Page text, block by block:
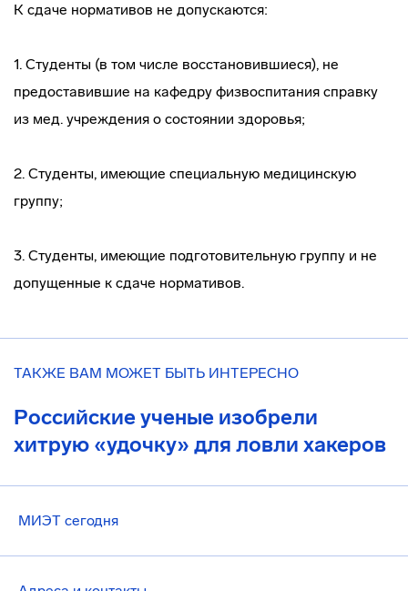
К сдаче нормативов не допускаются:
1. Студенты (в том числе восстановившиеся), не
предоставившие на кафедру физвоспитания справку
из мед. учреждения о состоянии здоровья;
2. Студенты, имеющие специальную медицинскую
группу;
3. Студенты, имеющие подготовительную группу и не
допущенные к сдаче нормативов.
ТАКЖЕ ВАМ МОЖЕТ БЫТЬ ИНТЕРЕСНО
Российские ученые изобрели
хитрую «удочку» для ловли хакеров
МИЭТ сегодня